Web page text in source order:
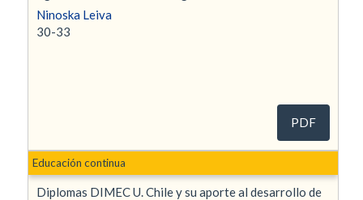
Ninoska Leiva
30-33
PDF
Diplomas DIMEC U. Chile y su aporte al desarrollo de
Educación continua